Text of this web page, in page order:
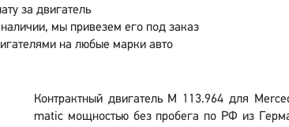
за двигатель
мы привезем его под заказ
на любые марки авто
Контрактный двигатель M 113.964 для
matic мощностью без пробега по РФ из